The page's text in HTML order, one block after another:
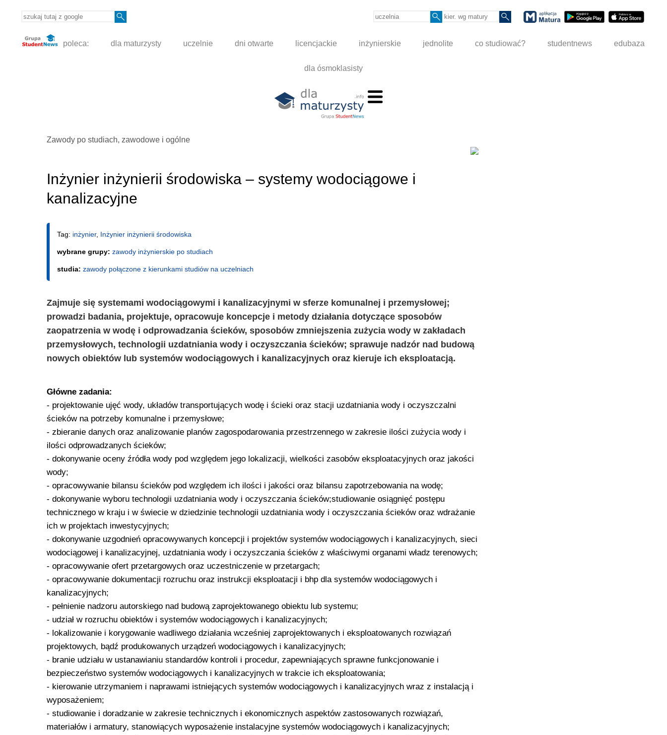
poleca: dla maturzysty uczelnie dni otwarte licencjackie inżynierskie jednolite co studiować? studentnews edubaza
dla ósmoklasisty
Zawody po studiach, zawodowe i ogólne
Inżynier inżynierii środowiska – systemy wodociągowe i
kanalizacyjne
Tag: inżynier, Inżynier inżynierii środowiska
wybrane grupy: zawody inżynierskie po studiach
studia: zawody połączone z kierunkami studiów na uczelniach
Zajmuje się systemami wodociągowymi i kanalizacyjnymi w sferze komunalnej i przemysłowej;
prowadzi badania, projektuje, opracowuje koncepcje i metody działania dotyczące sposobów
zaopatrzenia w wodę i odprowadzania ścieków, sposobów zmniejszenia zużycia wody w zakładach
przemysłowych, technologii uzdatniania wody i oczyszczania ścieków; sprawuje nadzór nad budową
nowych obiektów lub systemów wodociągowych i kanalizacyjnych oraz kieruje ich eksploatacją.
Główne zadania:
- projektowanie ujęć wody, układów transportujących wodę i ścieki oraz stacji uzdatniania wody i oczyszczalni
ścieków na potrzeby komunalne i przemysłowe;
- zbieranie danych oraz analizowanie planów zagospodarowania przestrzennego w zakresie ilości zużycia wody i
ilości odprowadzanych ścieków;
- dokonywanie oceny źródła wody pod względem jego lokalizacji, wielkości zasobów eksploatacyjnych oraz jakości
wody;
- opracowywanie bilansu ścieków pod względem ich ilości i jakości oraz bilansu zapotrzebowania na wodę;
- dokonywanie wyboru technologii uzdatniania wody i oczyszczania ścieków;studiowanie osiągnięć postępu
technicznego w kraju i w świecie w dziedzinie technologii uzdatniania wody i oczyszczania ścieków oraz wdrażanie
ich w projektach inwestycyjnych;
- dokonywanie uzgodnień opracowywanych koncepcji i projektów systemów wodociągowych i kanalizacyjnych, sieci
wodociągowej i kanalizacyjnej, uzdatniania wody i oczyszczania ścieków z właściwymi organami władz terenowych;
- opracowywanie ofert przetargowych oraz uczestniczenie w przetargach;
- opracowywanie dokumentacji rozruchu oraz instrukcji eksploatacji i bhp dla systemów wodociągowych i
kanalizacyjnych;
- pełnienie nadzoru autorskiego nad budową zaprojektowanego obiektu lub systemu;
- udział w rozruchu obiektów i systemów wodociągowych i kanalizacyjnych;
- lokalizowanie i korygowanie wadliwego działania wcześniej zaprojektowanych i eksploatowanych rozwiązań
projektowych, bądź produkowanych urządzeń wodociągowych i kanalizacyjnych;
- branie udziału w ustanawianiu standardów kontroli i procedur, zapewniających sprawne funkcjonowanie i
bezpieczeństwo systemów wodociągowych i kanalizacyjnych w trakcie ich eksploatowania;
- kierowanie utrzymaniem i naprawami istniejących systemów wodociągowych i kanalizacyjnych wraz z instalacją i
wyposażeniem;
- studiowanie i doradzanie w zakresie technicznych i ekonomicznych aspektów zastosowanych rozwiązań,
materiałów i armatury, stanowiących wyposażenie instalacyjne systemów wodociągowych i kanalizacyjnych;